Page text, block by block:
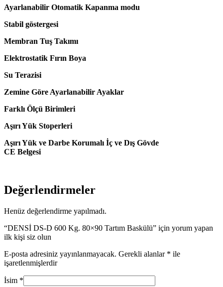
Ayarlanabilir Otomatik Kapanma modu
Stabil göstergesi
Membran Tuş Takımı
Elektrostatik Fırın Boya
Su Terazisi
Zemine Göre Ayarlanabilir Ayaklar
Farklı Ölçü Birimleri
Aşırı Yük Stoperleri
Aşırı Yük ve Darbe Korumalı İç ve Dış Gövde
CE Belgesi
Değerlendirmeler
Henüz değerlendirme yapılmadı.
“DENSİ DS-D 600 Kg. 80×90 Tartım Baskülü” için yorum yapan
ilk kişi siz olun
E-posta adresiniz yayınlanmayacak. Gerekli alanlar * ile
işaretlenmişlerdir
İsim *